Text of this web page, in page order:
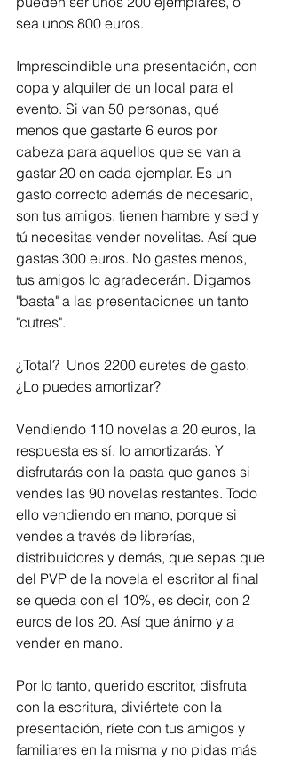
sea unos 800 euros.
Imprescindible una presentación, con
copa y alquiler de un local para el
evento. Si van 50 personas, qué
menos que gastarte 6 euros por
cabeza para aquellos que se van a
gastar 20 en cada ejemplar. Es un
gasto correcto además de necesario,
son tus amigos, tienen hambre y sed y
tú necesitas vender novelitas. Así que
gastas 300 euros. No gastes menos,
tus amigos lo agradecerán. Digamos
"basta" a las presentaciones un tanto
"cutres".
¿Total?  Unos 2200 euretes de gasto.
¿Lo puedes amortizar?
Vendiendo 110 novelas a 20 euros, la
respuesta es sí, lo amortizarás. Y
disfrutarás con la pasta que ganes si
vendes las 90 novelas restantes. Todo
ello vendiendo en mano, porque si
vendes a través de librerías,
distribuidores y demás, que sepas que
del PVP de la novela el escritor al final
se queda con el 10%, es decir, con 2
euros de los 20. Así que ánimo y a
vender en mano.
Por lo tanto, querido escritor, disfruta
con la escritura, diviértete con la
presentación, ríete con tus amigos y
familiares en la misma y no pidas más